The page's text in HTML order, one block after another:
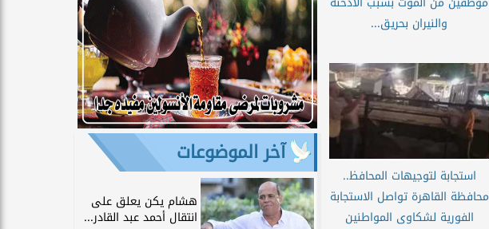
والنيران بحريق...
استجابة لتوجيهات المحافظ..
محافظة القاهرة تواصل الاستجابة
الفورية لشكاوى المواطنين
آخر الموضوعات
هشام يكن يعلق على
انتقال أحمد عبد القادر...